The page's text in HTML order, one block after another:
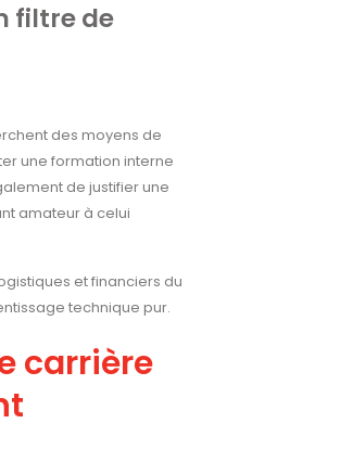
filtre de
des moyens de
une formation interne
de justifier une
amateur à celui
et financiers du
technique pur.
carrière